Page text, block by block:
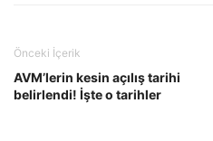
Önceki İçerik
AVM’lerin kesin açılış tarihi
belirlendi! İşte o tarihler